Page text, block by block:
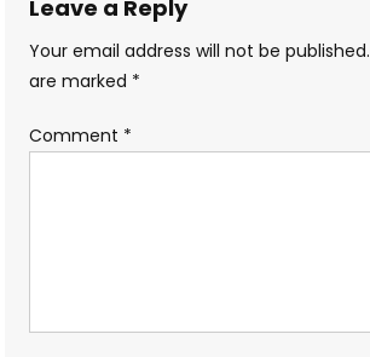
Leave a Reply
Your email address will not be published.
are marked *
Comment *